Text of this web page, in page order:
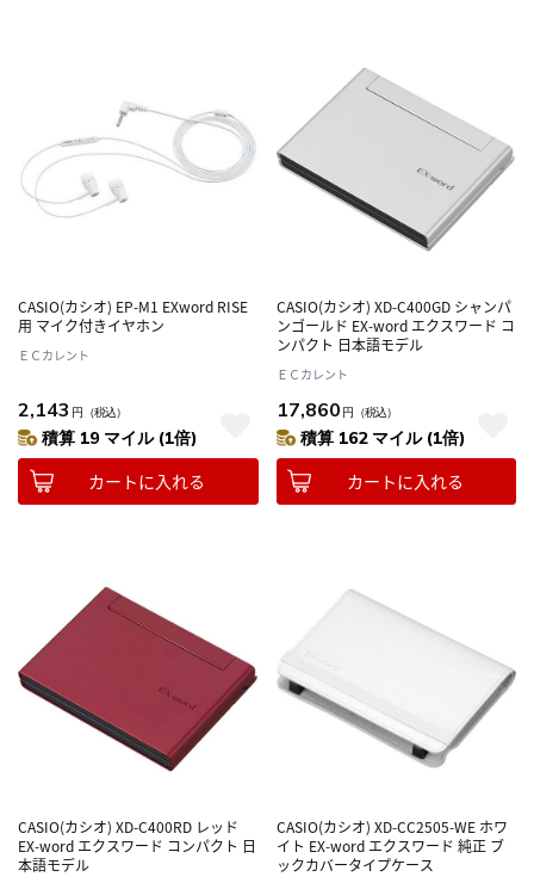
CASIO(カシオ) EP-M1 EXword RISE
用 マイク付きイヤホン
ＥＣカレント
2,143 円 （税込）
積算 19 マイル (1倍)
カートに入れる
CASIO(カシオ) XD-C400GD シャンパ
ンゴールド EX-word エクスワード コ
ンパクト 日本語モデル
ＥＣカレント
17,860 円 （税込）
積算 162 マイル (1倍)
カートに入れる
CASIO(カシオ) XD-C400RD レッド
EX-word エクスワード コンパクト 日
本語モデル
CASIO(カシオ) XD-CC2505-WE ホワ
イト EX-word エクスワード 純正 ブ
ックカバータイプケース